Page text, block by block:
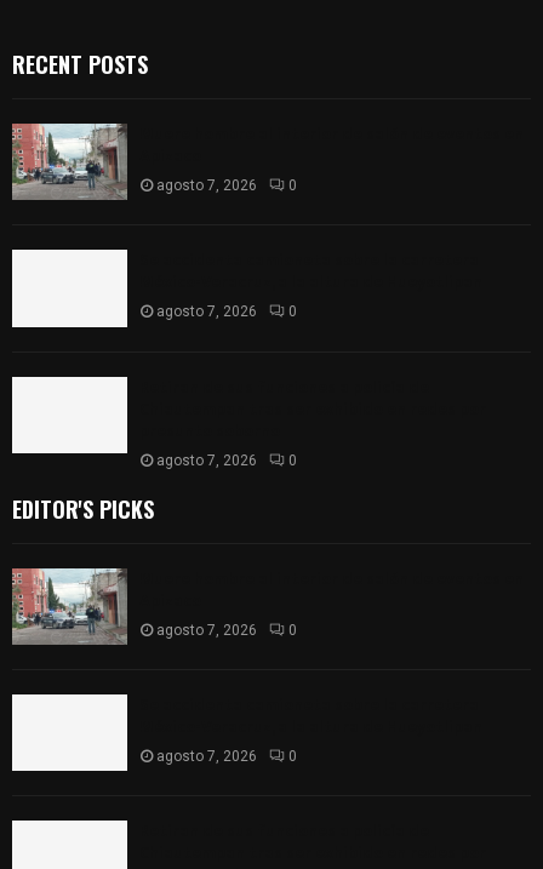
RECENT POSTS
agosto 7, 2026 0
agosto 7, 2026 0
agosto 7, 2026 0
EDITOR'S PICKS
agosto 7, 2026 0
agosto 7, 2026 0